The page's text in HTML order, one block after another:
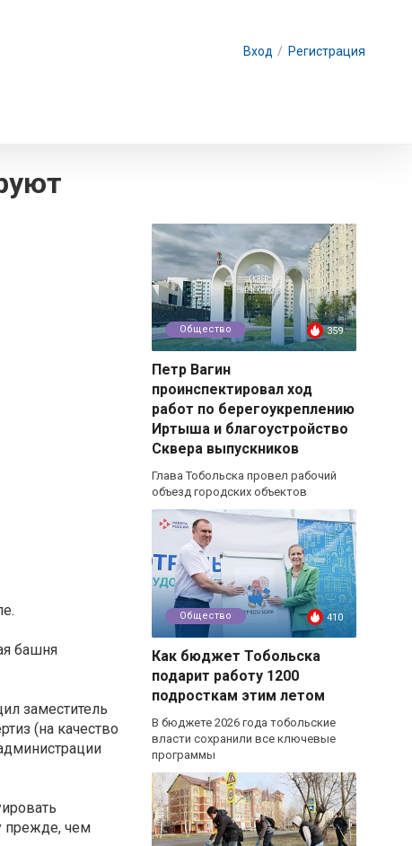
Вход / Регистрация
башня
заместитель
(на качество
прежде, чем
Общество 359
Петр Вагин
проинспектировал ход
работ по берегоукреплению
Иртыша и благоустройство
Сквера выпускников
Глава Тобольска провел рабочий
объезд городских объектов
Общество 410
Как бюджет Тобольска
подарит работу 1200
подросткам этим летом
В бюджете 2026 года тобольские
власти сохранили все ключевые
программы